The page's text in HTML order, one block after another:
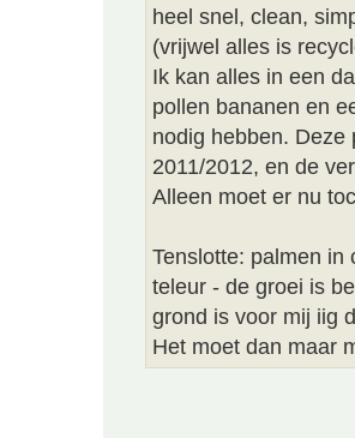
heel snel, clean,
(vrijwel alles is
Ik kan alles in een
pollen bananen en
nodig hebben. Deze
2011/2012, en de
Alleen moet er nu
Tenslotte: palmen in
teleur - de groei is
grond is voor mij iig
Het moet dan maar